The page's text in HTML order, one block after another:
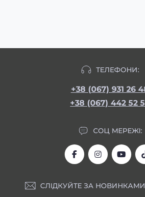
ТЕЛЕФОНИ:
+38 (067) 931 26
+38 (067) 442 52
СОЦ МЕРЕЖІ:
СЛІДКУЙТЕ ЗА